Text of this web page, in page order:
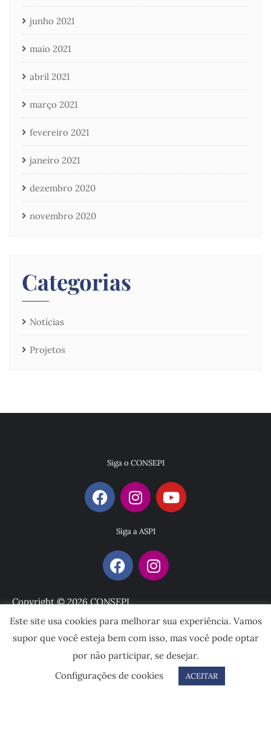
junho 2021
maio 2021
abril 2021
março 2021
fevereiro 2021
janeiro 2021
dezembro 2020
novembro 2020
Categorias
Notícias
Projetos
Siga o CONSEPI
Siga a ASPI
Copyright © 2026 CONSEPI
Este site usa cookies para melhorar sua experiência. Vamos
supor que você esteja bem com isso, mas você pode optar
por não participar, se desejar.
Configurações de cookies
ACEITAR